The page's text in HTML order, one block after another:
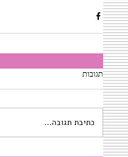
תגובות
כתיבת תגובה...